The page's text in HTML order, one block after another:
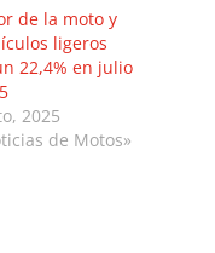
de la moto y
ligeros
22,4% en julio
2025
de Motos»